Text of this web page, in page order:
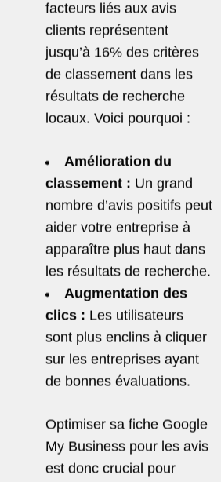
facteurs liés aux avis
clients représentent
jusqu’à 16% des critères
de classement dans les
résultats de recherche
locaux. Voici pourquoi :
Amélioration du
classement : Un grand
nombre d’avis positifs peut
aider votre entreprise à
apparaître plus haut dans
les résultats de recherche.
Augmentation des
clics : Les utilisateurs
sont plus enclins à cliquer
sur les entreprises ayant
de bonnes évaluations.
Optimiser sa fiche Google
My Business pour les avis
est donc crucial pour